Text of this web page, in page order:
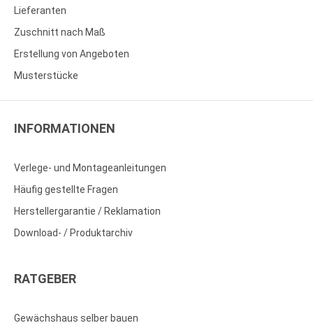
Lieferanten
Zuschnitt nach Maß
Erstellung von Angeboten
Musterstücke
INFORMATIONEN
Verlege- und Montageanleitungen
Häufig gestellte Fragen
Herstellergarantie / Reklamation
Download- / Produktarchiv
RATGEBER
Gewächshaus selber bauen